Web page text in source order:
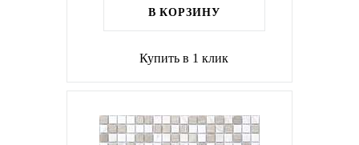
В КОРЗИНУ
Купить в 1 клик